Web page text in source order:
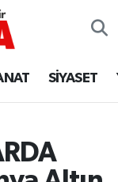
SİYASET